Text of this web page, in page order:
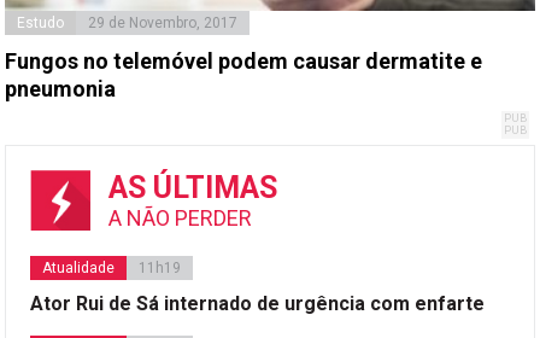
Estudo 29 de Novembro, 2017
Fungos no telemóvel podem causar dermatite e
pneumonia
AS ÚLTIMAS
A NÃO PERDER
Atualidade 11h19
Ator Rui de Sá internado de urgência com enfarte